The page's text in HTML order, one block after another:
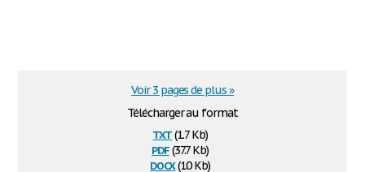
Télécharger au format
txt(1.7 Kb)
pdf(37.7 Kb)
docx(10 Kb)
Voir 3 pages de plus »